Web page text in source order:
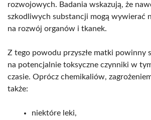
rozwojowych. Badania wskazują, że
szkodliwych substancji mogą wywierać
na rozwój organów i tkanek.
Z tego powodu przyszłe matki powinny
na potencjalnie toksyczne czynniki w
czasie. Oprócz chemikaliów,
także:
niektóre leki,